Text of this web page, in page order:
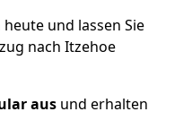
und lassen Sie
nach Itzehoe
aus und erhalten